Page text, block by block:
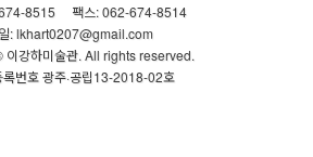
8515
팩스: 062-674-8514
: lkhart0207@gmail.com
강하미술관. All rights reserved.
록번호 광주·공립13-2018-02호